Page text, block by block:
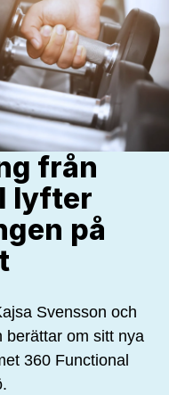
från
lyfter
på
Svensson och
berättar om sitt nya
360 Functional